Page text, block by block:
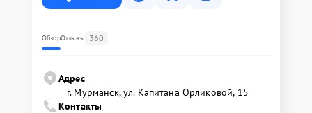
ОбзорОтзывы 360
Адрес
г. Мурманск, ул. Капитана Орликовой, 15
Контакты